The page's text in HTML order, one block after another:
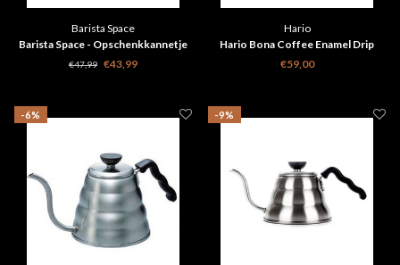
Barista Space
Barista Space - Opschenkkannetje
met oranje sleeve 550 ml
€47,99 €43,99
Hario
Hario Bona Coffee Enamel Drip
Kettle - 0,8l - BDK-80-W
€59,00
-6% -9%